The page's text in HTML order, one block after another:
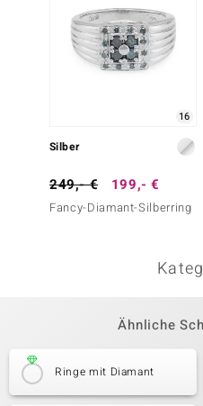
16
Silber
249,- € 199,- €
Fancy-Diamant-Silberring
Ähnliche
Ringe mit Diamant